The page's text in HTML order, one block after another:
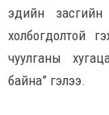
эдийн
холбогдолтой
чуулганы
байна” гэлээ.